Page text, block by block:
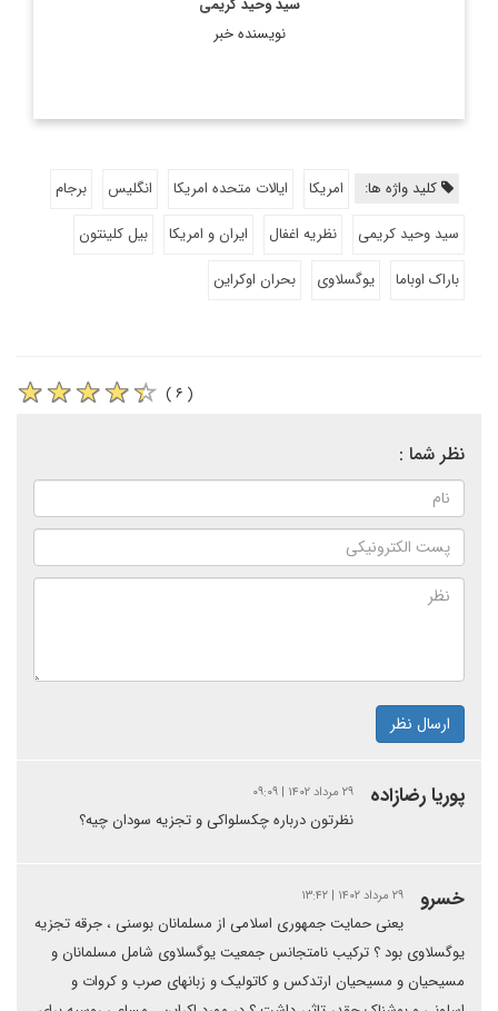
سید وحید کریمی
نویسنده خبر
کلید واژه ها: امریکا ایالات متحده امریکا انگلیس
برجام
سید وحید کریمی
نظریه اغفال ایران و امریکا
بیل کلینتون
باراک اوباما
یوگسلاوی بحران اوکراین
( ۶ )
نظر شما :
ارسال نظر
پوریا رضازاده ۲۹ مرداد ۱۴۰۲ | ۰۹:۰۹
نظرتون درباره چکسلواکی و تجزیه سودان چیه؟
خسرو ۲۹ مرداد ۱۴۰۲ | ۱۳:۴۲
یعنی حمایت جمهوری اسلامی از مسلمانان بوسنی ، جرقه تجزیه
یوگسلاوی بود ؟ ترکیب نامتجانس جمعیت یوگسلاوی شامل مسلمانان و
مسیحیان و مسیحیان ارتدکس و کاتولیک و زبانهای صرب و کروات و